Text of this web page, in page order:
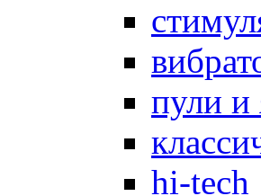
пули и
hi-tech